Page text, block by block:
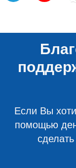
Если Вы
помощью